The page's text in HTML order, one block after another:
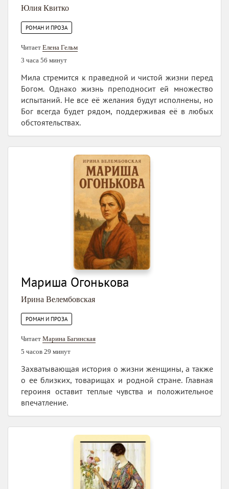
Юлия Квитко
РОМАН И ПРОЗА
Читает Елена Гельм
3 часа 56 минут
Мила стремится к праведной и чистой жизни перед
Богом. Однако жизнь преподносит ей множество
испытаний. Не все её желания будут исполнены, но
Бог всегда будет рядом, поддерживая её в любых
обстоятельствах.
Мариша Огонькова
Ирина Велембовская
РОМАН И ПРОЗА
Читает Марина Багинская
5 часов 29 минут
Захватывающая история о жизни женщины, а также
о ее близких, товарищах и родной стране. Главная
героиня оставит теплые чувства и положительное
впечатление.